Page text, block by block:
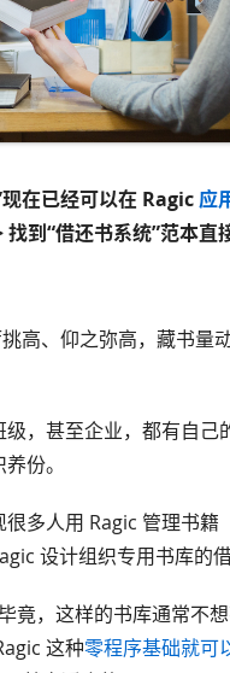
在已经可以在 Ragic应
到“借还书系统”范本直
高、仰之弥高，藏书量
，甚至企业，都有自己
份。
多人用 Ragic 管理书籍
设计组织专用书库的
竟，这样的书库通常不
这种零程序基础就可